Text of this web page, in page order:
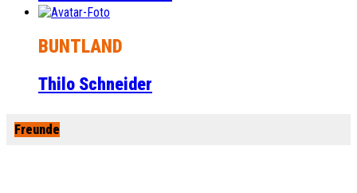
BUNTLAND
Thilo Schneider
Freunde